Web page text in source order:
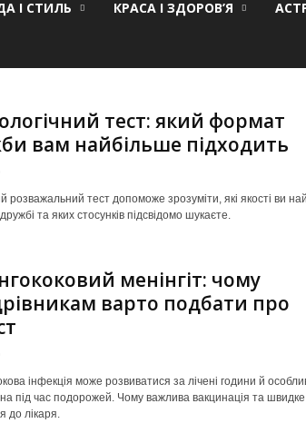
І СТИЛЬ КРАСА І ЗДОРОВ’Я
тест: який формат
вам найбільше підходить
розважальний тест допоможе зрозуміти, які якості ви
та яких стосунків підсвідомо шукаєте.
менінгіт: чому
варто подбати про
інфекція може розвиватися за лічені години й
під час подорожей. Чому важлива вакцинація та швидке
до лікаря.